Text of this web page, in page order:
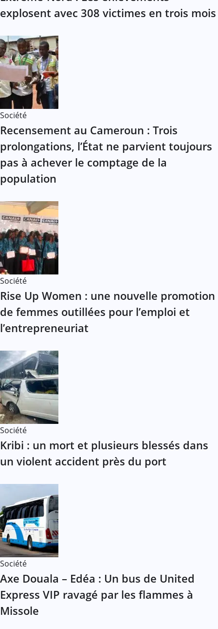
explosent avec 308 victimes en trois mois
Société
Recensement au Cameroun : Trois
prolongations, l’État ne parvient toujours
pas à achever le comptage de la
population
Société
Rise Up Women : une nouvelle promotion
de femmes outillées pour l’emploi et
l’entrepreneuriat
Société
Kribi : un mort et plusieurs blessés dans
un violent accident près du port
Société
Axe Douala – Edéa : Un bus de United
Express VIP ravagé par les flammes à
Missole